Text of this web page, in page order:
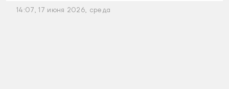
14:07, 17 июня 2026, среда